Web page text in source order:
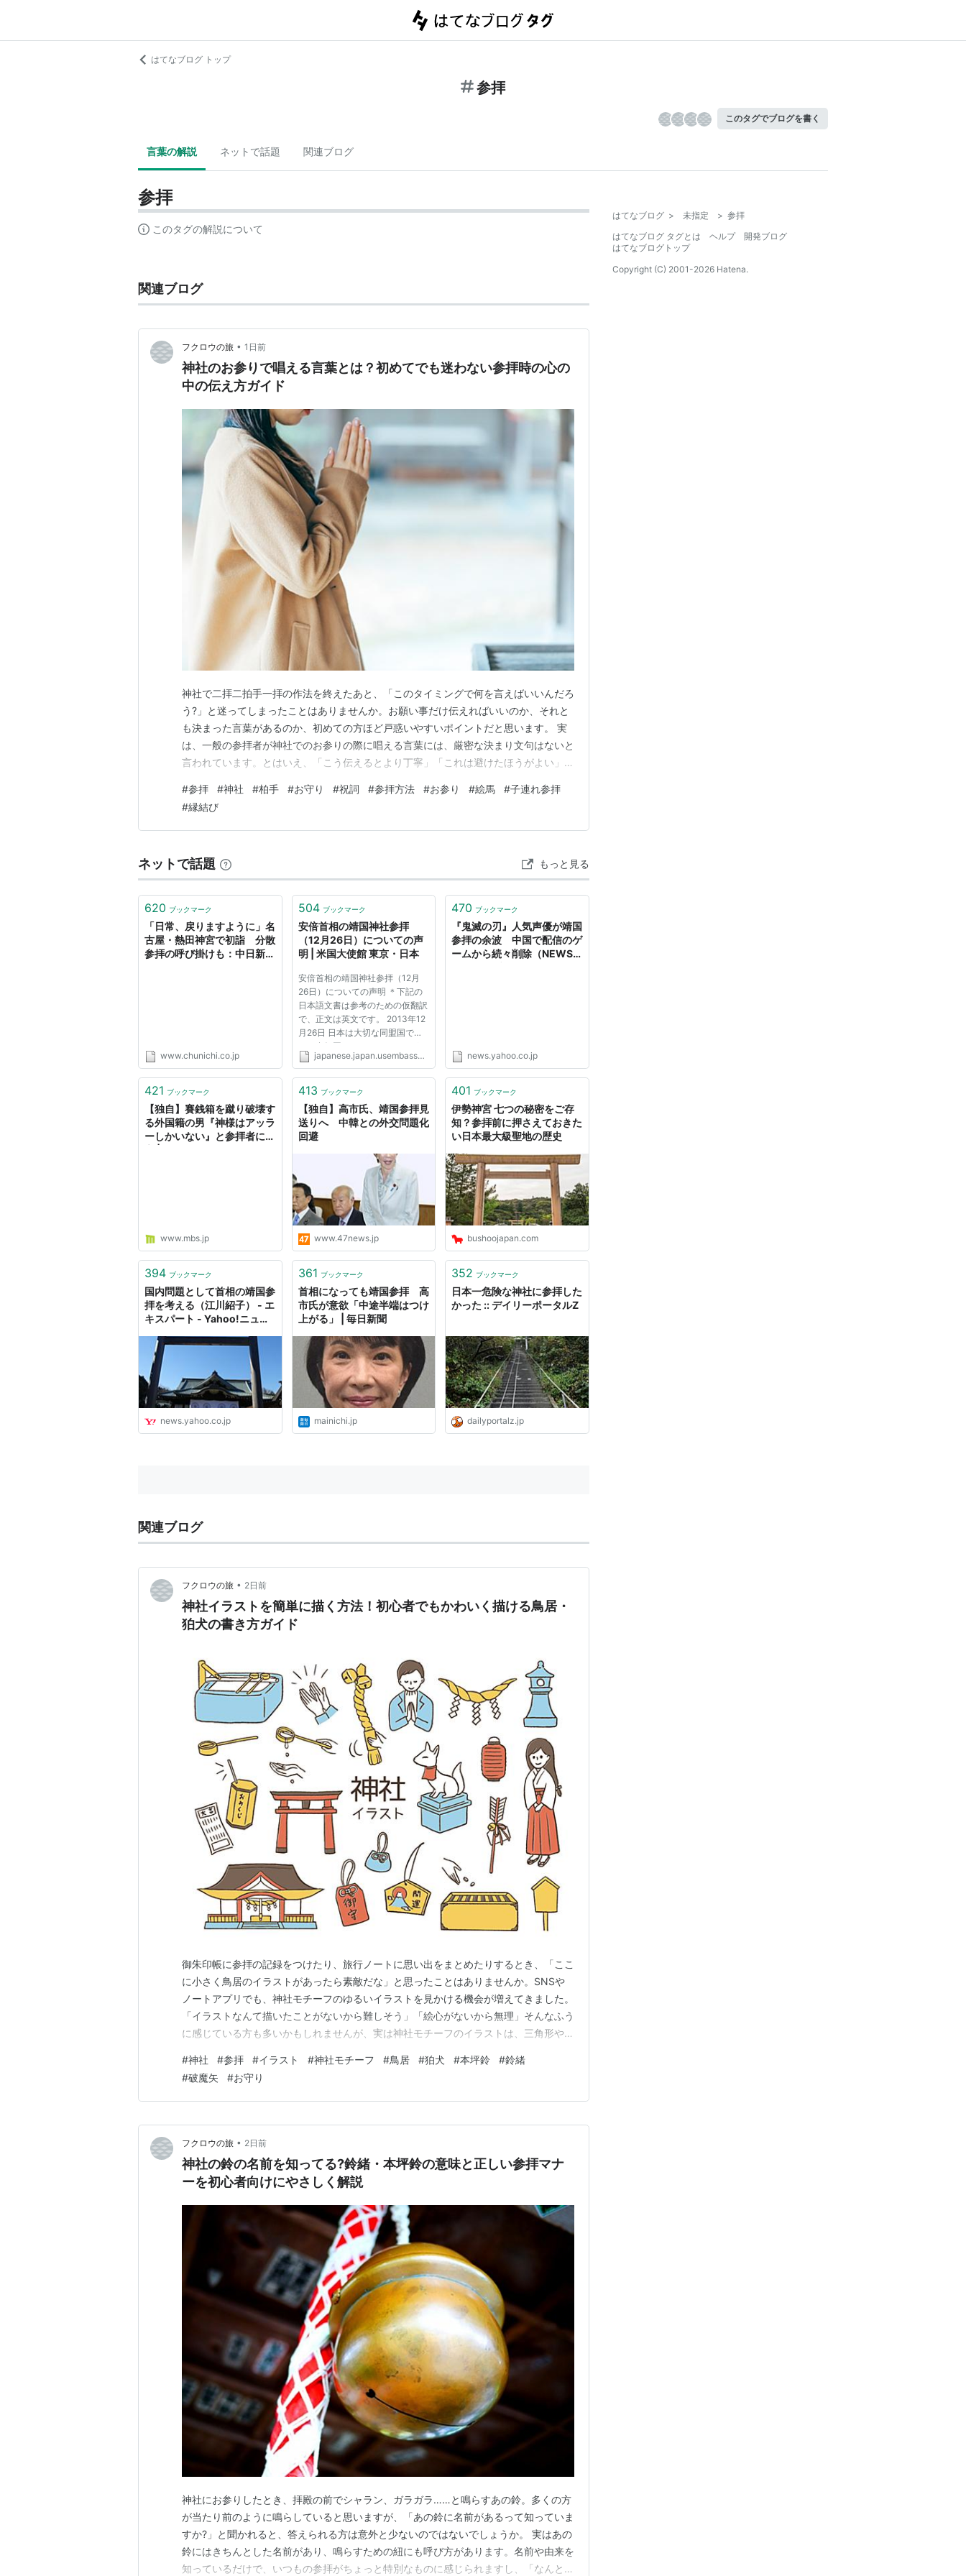
はてなブログ トップ
参拝
このタグでブログを書く
言葉の解説 ネットで話題 関連ブログ
参拝
このタグの解説について
関連ブログ
フクロウの旅 • 1日前
神社のお参りで唱える言葉とは？初めてでも迷わない参拝時の心の
中の伝え方ガイド
神社で二拝二拍手一拝の作法を終えたあと、「このタイミングで何を言えばいいんだろ
う?」と迷ってしまったことはありませんか。お願い事だけ伝えればいいのか、それと
も決まった言葉があるのか、初めての方ほど戸惑いやすいポイントだと思います。 実
は、一般の参拝者が神社でのお参りの際に唱える言葉には、厳密な決まり文句はないと
言われています。とはいえ、「こう伝えるとより丁寧」「これは避けたほうがよい」と
この記事では、神社参拝が初めての方にもわかりやすいように、お参りの際に心の中で
伝える言葉の基本の流れから、自己紹介の仕方、お願い事の…
#参拝 #神社 #柏手 #お守り #祝詞 #参拝方法 #お参り #絵馬 #子連れ参拝
#縁結び
ネットで話題 もっと見る
620 ブックマーク
「日常、戻りますように」名
古屋・熱田神宮で初詣 分散
参拝の呼び掛けも：中日新聞
www.chunichi.co.jp
504 ブックマーク
安倍首相の靖国神社参拝
（12月26日）についての声
明 | 米国大使館 東京・日本
安倍首相の靖国神社参拝（12月
26日）についての声明 ＊下記の
日本語文書は参考のための仮翻訳
で、正文は英文です。 2013年12
月26日 日本は大切な同盟国であ
り、友好国である。しかしなが
ら、日本の指導者が近隣諸国との
ったことに、米国政府は失望して
いる。 米国は、日本と近隣諸国
が過...
japanese.japan.usembassy.gov
470 ブックマーク
『鬼滅の刃』人気声優が靖国
参拝の余波 中国で配信のゲ
ームから続々削除（NEWS
news.yahoo.co.jp
421 ブックマーク
【独自】賽銭箱を蹴り破壊す
る外国籍の男『神様はアッラ
ーしかいない』と参拝者に発
www.mbs.jp
413 ブックマーク
【独自】高市氏、靖国参拝見
送りへ 中韓との外交問題化
回避
www.47news.jp
401 ブックマーク
伊勢神宮 七つの秘密をご存
知？参拝前に押さえておきた
い日本最大級聖地の歴史
bushoojapan.com
394 ブックマーク
国内問題として首相の靖国参
拝を考える（江川紹子） - エ
キスパート - Yahoo!ニュー
news.yahoo.co.jp
361 ブックマーク
首相になっても靖国参拝 高
市氏が意欲「中途半端はつけ
上がる」 | 毎日新聞
mainichi.jp
352 ブックマーク
日本一危険な神社に参拝した
かった :: デイリーポータルZ
dailyportalz.jp
関連ブログ
フクロウの旅 • 2日前
神社イラストを簡単に描く方法！初心者でもかわいく描ける鳥居・
狛犬の書き方ガイド
御朱印帳に参拝の記録をつけたり、旅行ノートに思い出をまとめたりするとき、「ここ
に小さく鳥居のイラストがあったら素敵だな」と思ったことはありませんか。SNSや
ノートアプリでも、神社モチーフのゆるいイラストを見かける機会が増えてきました。
「イラストなんて描いたことがないから難しそう」「絵心がないから無理」そんなふう
に感じている方も多いかもしれませんが、実は神社モチーフのイラストは、三角形や四
す。上手・下手よりも、参拝した思い出を形に残す楽しさを大切にしてみてください。
この記事では、神社参拝が好きな初心者さんに向けて、…
#神社 #参拝 #イラスト #神社モチーフ #鳥居 #狛犬 #本坪鈴 #鈴緒
#破魔矢 #お守り
フクロウの旅 • 2日前
神社の鈴の名前を知ってる?鈴緒・本坪鈴の意味と正しい参拝マナ
ーを初心者向けにやさしく解説
神社にお参りしたとき、拝殿の前でシャラン、ガラガラ……と鳴らすあの鈴。多くの方
が当たり前のように鳴らしていると思いますが、「あの鈴に名前があるって知っていま
すか?」と聞かれると、答えられる方は意外と少ないのではないでしょうか。 実はあの
鈴にはきちんとした名前があり、鳴らすための紐にも呼び方があります。名前や由来を
知っているだけで、いつもの参拝がちょっと特別なものに感じられますし、「なんとな
はてなブログ > 未指定 > 参拝
はてなブログ タグとは
ヘルプ
開発ブログ
はてなブログトップ
Copyright (C) 2001-2026 Hatena.